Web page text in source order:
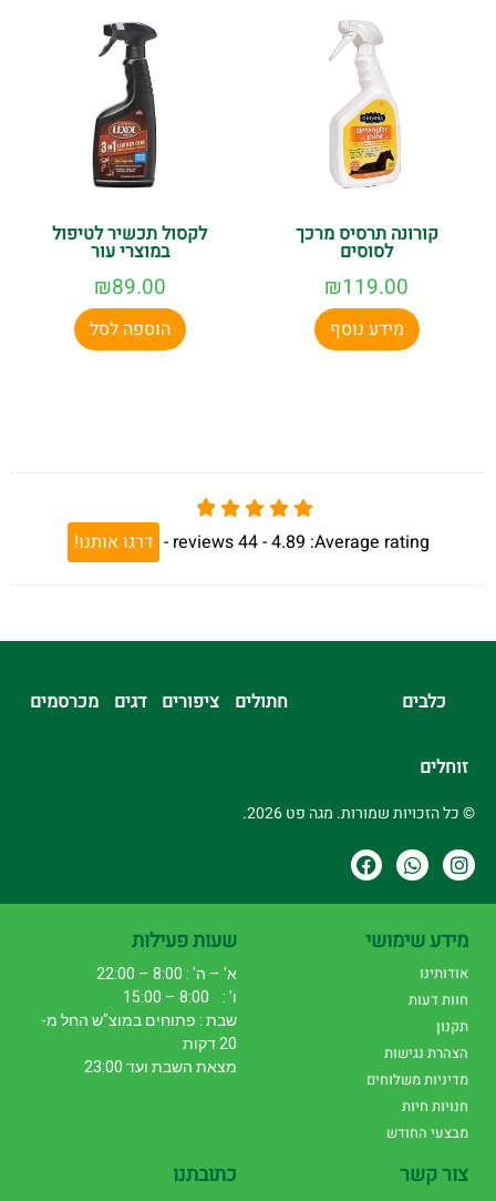
קורונה תרסיס מרכך
לסוסים
₪119.00
מידע נוסף
לקסול תכשיר לטיפול
במוצרי עור
₪89.00
הוספה לסל
Average rating:
4.89 -
44
reviews
- דרגו אותנו!
כלבים חתולים ציפורים דגים מכרסמים
זוחלים
© כל הזכויות שמורות. מגה פט 2026.
מידע שימושי
אודותינו
חוות דעות
תקנון
הצהרת נגישות
מדיניות משלוחים
חנויות חיות
מבצעי החודש
שעות פעילות
א' – ה' : 8:00 – 22:00
ו' : 8:00 – 15:00
שבת : פתוחים במוצ"ש החל מ-
20 דקות
מצאת השבת ועד 23:00
צור קשר כתובתנו